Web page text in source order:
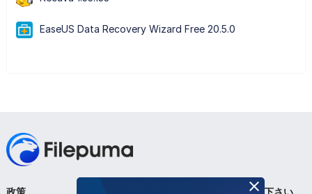
EaseUS Data Recovery Wizard Free 20.5.0